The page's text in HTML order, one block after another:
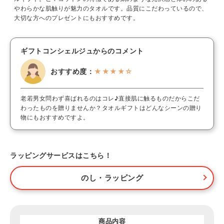
やわらかな肌触りが魅力のタオルです。品質にこだわっているので、
大切な方へのプレゼントにもおすすめです。
ギフトコンシェルジュからのコメント
おすすめ度： ★★★★☆
老若男女問わず喜ばれるのはコレ♪直接肌に触るものだからこだ
わったものを贈りませんか？タオルギフトはどんなシーンの贈り
物にもおすすめですよ。
ラッピングサービスはこちら！
のし・ラッピング
商品内容